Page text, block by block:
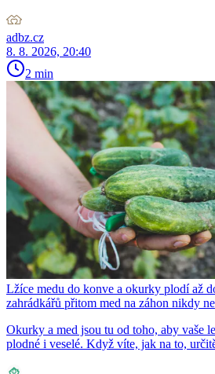
adbz.cz
8. 8. 2026, 20:40
2 min
Lžíce medu do konve a okurky plodí až
zahrádkářů přitom med na záhon nikdy
Okurky a med jsou tu od toho, aby vaše
plodné i veselé. Když víte, jak na to,